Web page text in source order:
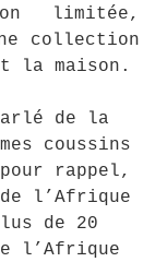
limitée,
collection
la maison.
de la
coussins
rappel,
de l’Afrique
de 20
l’Afrique